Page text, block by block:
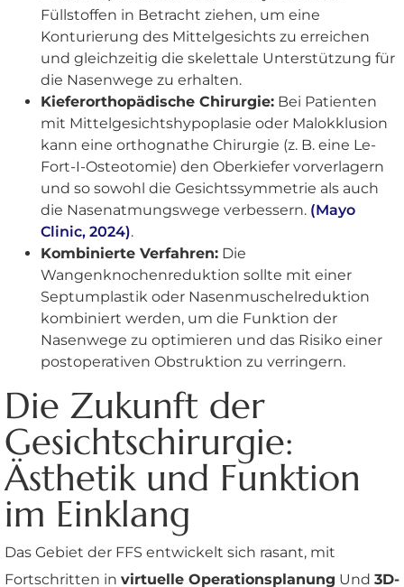
Füllstoffen in Betracht ziehen, um eine
Konturierung des Mittelgesichts zu erreichen
und gleichzeitig die skelettale Unterstützung für
die Nasenwege zu erhalten.
Kieferorthopädische Chirurgie: Bei Patienten
mit Mittelgesichtshypoplasie oder Malokklusion
kann eine orthognathe Chirurgie (z. B. eine Le-
Fort-I-Osteotomie) den Oberkiefer vorverlagern
und so sowohl die Gesichtssymmetrie als auch
die Nasenatmungswege verbessern. (Mayo
Clinic, 2024).
Kombinierte Verfahren: Die
Wangenknochenreduktion sollte mit einer
Septumplastik oder Nasenmuschelreduktion
kombiniert werden, um die Funktion der
Nasenwege zu optimieren und das Risiko einer
postoperativen Obstruktion zu verringern.
Die Zukunft der
Gesichtschirurgie:
Ästhetik und Funktion
im Einklang
Das Gebiet der FFS entwickelt sich rasant, mit
Fortschritten in virtuelle Operationsplanung Und 3D-